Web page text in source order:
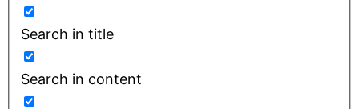
Search in title
Search in content